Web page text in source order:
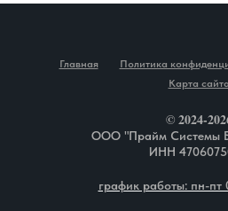
Главная Политика
Карта сайта
© 2024-
ООО "Прайм Системы
ИНН
график работы: пн-пт